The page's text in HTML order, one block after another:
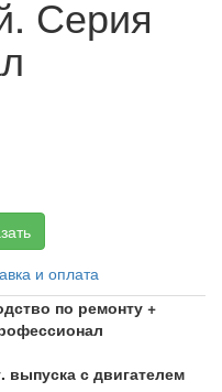
Серия
и оплата
по ремонту +
выпуска с двигателем